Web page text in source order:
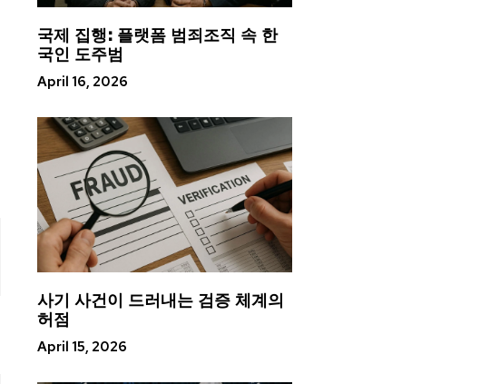
국제 집행: 플랫폼 범죄조직 속 한
국인 도주범
April 16, 2026
사기 사건이 드러내는 검증 체계의
허점
April 15, 2026